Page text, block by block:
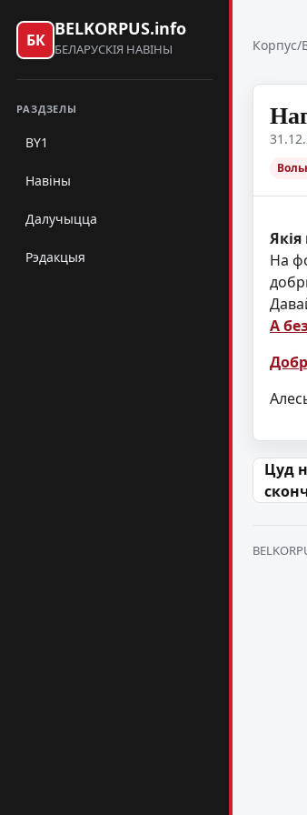
БК
BELKORPUS.info
БЕЛАРУСКІЯ НАВІНЫ
РАЗДЗЕЛЫ
BY1
Навіны
Далучыцца
Рэдакцыя
Корпус/
На
А
Цуд